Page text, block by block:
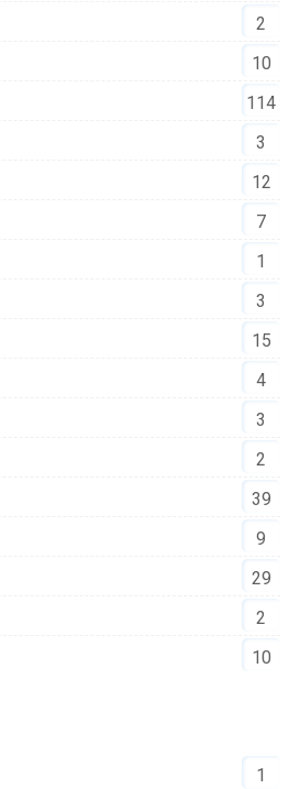
2
10
114
3
12
7
1
3
15
4
3
2
39
9
29
2
10
1